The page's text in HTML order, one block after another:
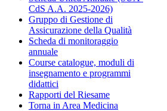
CdS A.A. 2025-2026)
Gruppo di Gestione di
Assicurazione della Qualità
Scheda di monitoraggio
annuale
Course catalogue, moduli di
insegnamento e programmi
didattici
Rapporti del Riesame
Torna in Area Medicina